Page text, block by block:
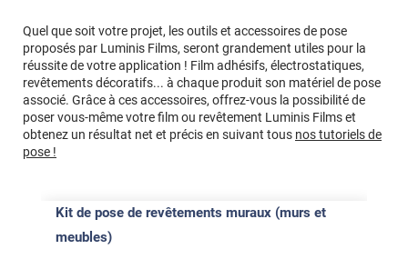
Quel que soit votre projet, les outils et accessoires de pose
proposés par Luminis Films, seront grandement utiles pour la
réussite de votre application ! Film adhésifs, électrostatiques,
revêtements décoratifs... à chaque produit son matériel de pose
associé. Grâce à ces accessoires, offrez-vous la possibilité de
poser vous-même votre film ou revêtement Luminis Films et
obtenez un résultat net et précis en suivant tous nos tutoriels de
pose !
Kit de pose de revêtements muraux (murs et
meubles)